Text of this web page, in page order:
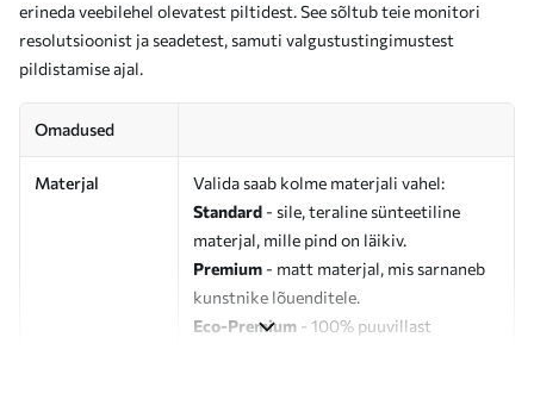
erineda veebilehel olevatest piltidest. See sõltub teie monitori
resolutsioonist ja seadetest, samuti valgustustingimustest
pildistamise ajal.
Omadused
Materjal
Valida saab kolme materjali vahel:
Standard - sile, teraline sünteetiline
materjal, mille pind on läikiv.
Premium - matt materjal, mis sarnaneb
kunstnike lõuenditele.
Eco-Premium - 100% puuvillast